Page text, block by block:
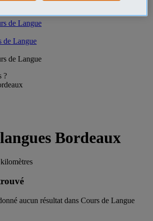
de Langue
de Langue
de Langue
?
Bordeaux
aucun résultat dans Cours de Langue